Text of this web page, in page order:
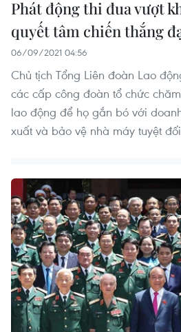
Phát động thi đua vượt
quyết tâm chiến thắng
06/09/2021 04:56
Chủ tịch Tổng Liên đoàn Lao
các cấp công đoàn tổ chức
lao động để họ gắn bó với
xuất và bảo vệ nhà máy tuyệt